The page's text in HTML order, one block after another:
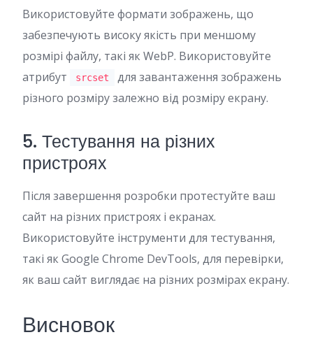
Використовуйте формати зображень, що
забезпечують високу якість при меншому
розмірі файлу, такі як WebP. Використовуйте
атрибут
srcset
для завантаження зображень
різного розміру залежно від розміру екрану.
5. Тестування на різних
пристроях
Після завершення розробки протестуйте ваш
сайт на різних пристроях і екранах.
Використовуйте інструменти для тестування,
такі як Google Chrome DevTools, для перевірки,
як ваш сайт виглядає на різних розмірах екрану.
Висновок